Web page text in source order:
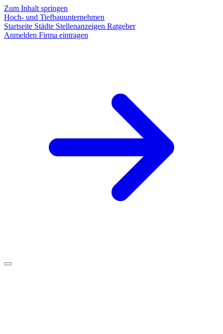
Zum Inhalt springen
Hoch- und Tiefbauunternehmen
Startseite Städte Stellenanzeigen Ratgeber
Anmelden Firma eintragen